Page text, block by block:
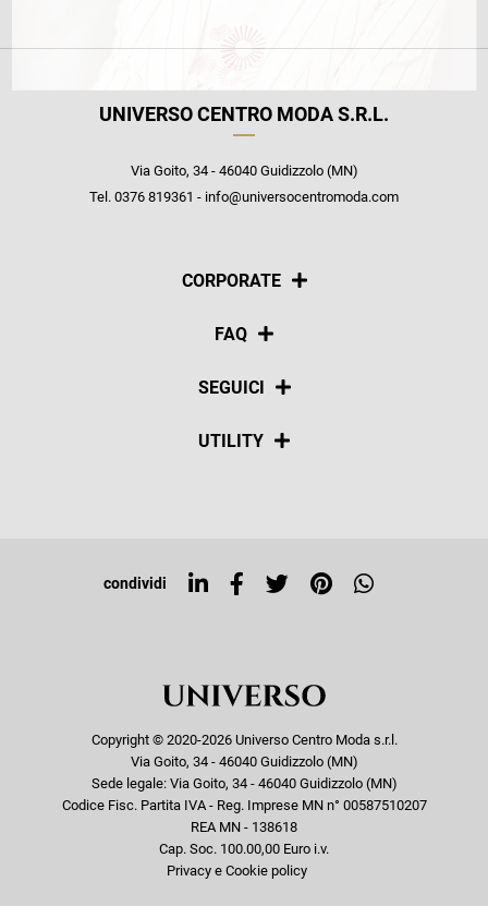
UNIVERSO CENTRO MODA S.R.L.
Via Goito, 34 - 46040 Guidizzolo (MN)
Tel. 0376 819361 - info@universocentromoda.com
CORPORATE
Chi siamo
FAQ
Pagamenti
SEGUICI
Social
UTILITY
Top ricerche
condividi
Copyright © 2020-2026 Universo Centro Moda s.r.l.
Via Goito, 34 - 46040 Guidizzolo (MN)
Sede legale: Via Goito, 34 - 46040 Guidizzolo (MN)
Codice Fisc. Partita IVA - Reg. Imprese MN n° 00587510207
REA MN - 138618
Cap. Soc. 100.00,00 Euro i.v.
Privacy e Cookie policy